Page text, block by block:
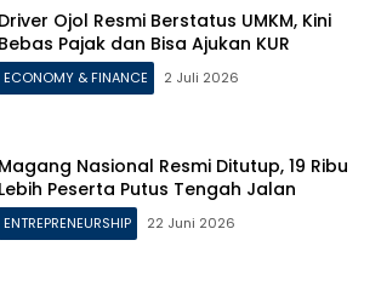
Driver Ojol Resmi Berstatus UMKM, Kini
Bebas Pajak dan Bisa Ajukan KUR
ECONOMY & FINANCE 2 Juli 2026
Magang Nasional Resmi Ditutup, 19 Ribu
Lebih Peserta Putus Tengah Jalan
ENTREPRENEURSHIP 22 Juni 2026